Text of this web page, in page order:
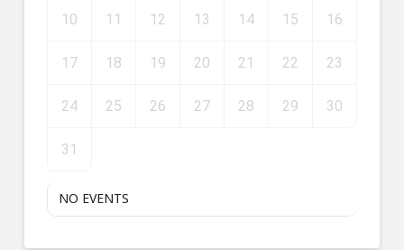
10 11 12 13 14 15 16
17 18 19 20 21 22 23
24 25 26 27 28 29 30
31
NO EVENTS